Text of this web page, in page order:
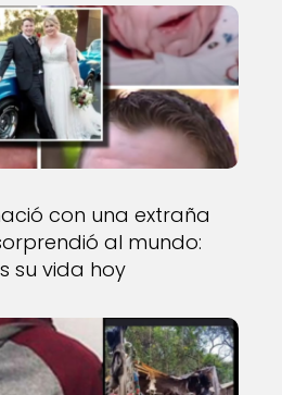
con una extraña
al mundo:
su vida hoy